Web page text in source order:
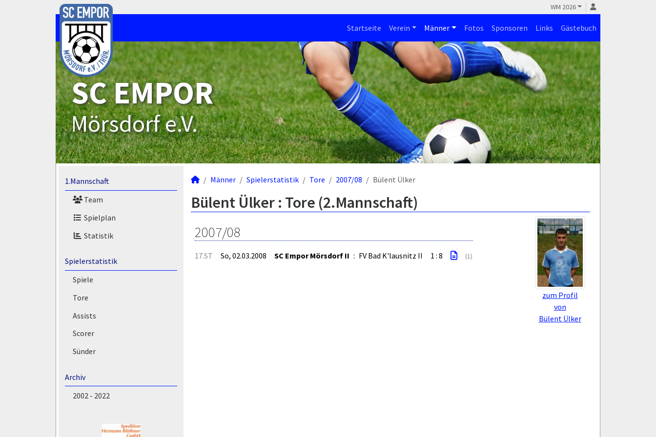
WM 2026
Startseite Verein Männer Fotos Sponsoren Links Gästebuch
SC EMPOR
Mörsdorf e.V.
1.Mannschaft
Team
Spielplan
Statistik
Spielerstatistik
Spiele
Tore
Assists
Scorer
Sünder
Archiv
2002 - 2022
Männer Spielerstatistik Tore 2007/08 Bülent Ülker
Bülent Ülker : Tore (2.Mannschaft)
zum Profil
von
Bülent Ülker
2007/08
17.ST So, 02.03.2008 SC Empor Mörsdorf II : FV Bad K'lausnitz II 1 : 8 (1)